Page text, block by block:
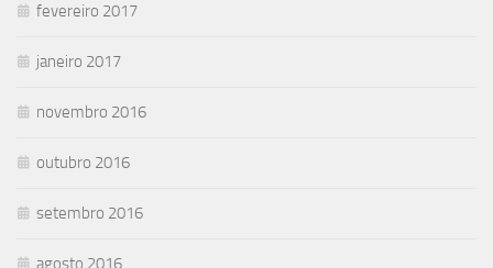
fevereiro 2017
janeiro 2017
novembro 2016
outubro 2016
setembro 2016
agosto 2016